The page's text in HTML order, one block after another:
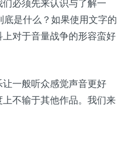
必须先来认识与了解一
底是什么？如果使用文字的
对于音量战争的形容蛮好
一般听众感觉声音更好
不输于其他作品。我们来